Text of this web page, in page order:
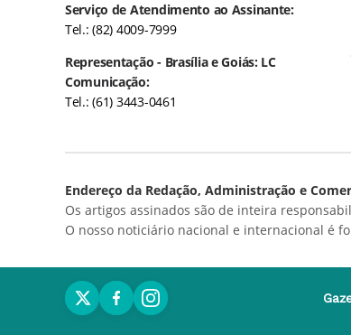
Serviço de Atendimento ao Assinante:
Tel.: (82) 4009-7999
Representação - Brasília e Goiás: LC
Comunicação:
Tel.: (61) 3443-0461
Endereço da Redação, Administração e
Os artigos assinados são de inteira
O nosso noticiário nacional e internacional é